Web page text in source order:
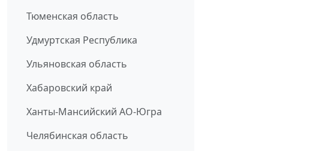
Тюменская область
Удмуртская Республика
Ульяновская область
Хабаровский край
Ханты-Мансийский АО-Югра
Челябинская область